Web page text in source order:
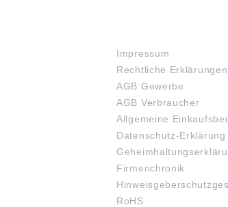
Impressum
Rechtliche Erklärungen
AGB Gewerbe
AGB Verbraucher
Allgemeine
Datenschutz-Erklärung
Firmenchronik
RoHS